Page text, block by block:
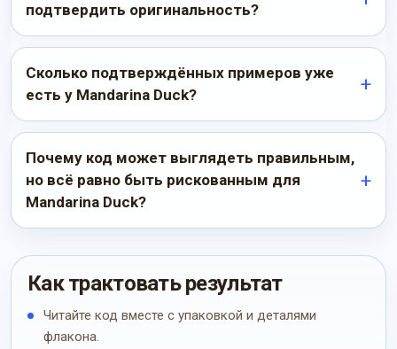
подтвердить оригинальность?
Сколько подтверждённых примеров уже
есть у Mandarina Duck?
Почему код может выглядеть правильным,
но всё равно быть рискованным для
Mandarina Duck?
Как трактовать результат
Читайте код вместе с упаковкой и деталями
флакона.